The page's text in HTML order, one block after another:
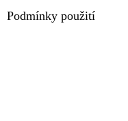
Podmínky použití